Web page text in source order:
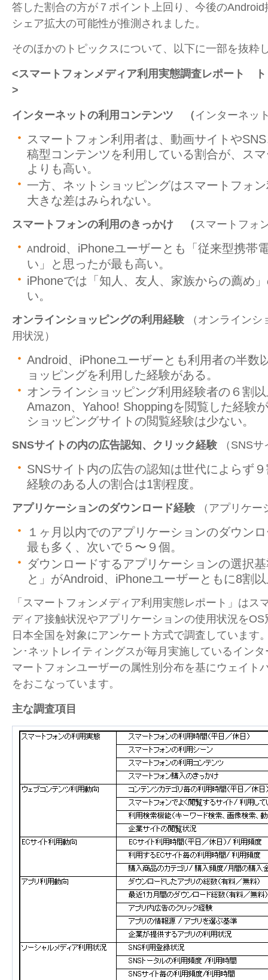
答した割合の方が７ポイント上回り、今後の
シェア拡大の可能性が推測されました。
そのほかのトピックスについて、以下に一部を抜粋
<スマートフォンメディア利用実態調査レポート
>
インターネットの利用コンテンツ （インターネッ
スマートフォン利用者は、動画サイトや
稿型コンテンツを利用している割合が、ス
よりも高い。
一方、ネットショッピングはスマートフォ
大きな差はみられない。
スマートフォンの利用のきっかけ （ スマートフォ
Android、iPhoneユーザーとも「従来型携帯
い」と思ったが最も高い。
iPhoneでは「知人、友人、家族からの薦め
い。
オンラインショッピングの利用経験
（オンライン
用状況）
Android、iPhoneユーザーとも利用者の半数
ョッピングを利用した経験がある。
オンラインショッピング利用経験者の６割
Amazon、Yahoo! Shoppingを閲覧した経験
ショッピングサイトの閲覧経験は少ない。
SNSサイトの内の広告認知、クリック経験 （SNS
SNSサイト内の広告の認知は世代によらず
経験のある人の割合は1割程度。
アプリケーションのダウンロード経験 （アプリケ
１ヶ月以内でのアプリケーションのダウン
最も多く、次いで５〜９個。
ダウンロードするアプリケーションの選択
と」がAndroid、iPhoneユーザーともに8割
「スマートフォンメディア利用実態レポート」はス
ディア接触状況やアプリケーションの使用状況を
日本全国を対象にアンケート方式で調査しています
ン･ネットレイティングスが毎月実施しているイン
マートフォンユーザーの属性別分布を基にウェイト
をおこなっています。
主な調査項目